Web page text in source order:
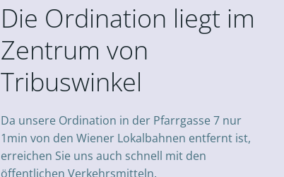
Die Ordination liegt im
Zentrum von
Tribuswinkel
Da unsere Ordination in der Pfarrgasse 7 nur
1min von den Wiener Lokalbahnen entfernt ist,
erreichen Sie uns auch schnell mit den
öffentlichen Verkehrsmitteln.